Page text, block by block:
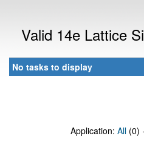
Valid 14e Lattice
No tasks to display
Application: All (0)